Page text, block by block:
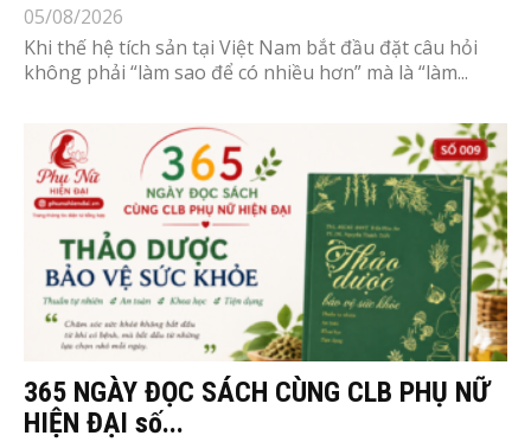
05/08/2026
Khi thế hệ tích sản tại Việt Nam bắt đầu đặt câu hỏi
không phải “làm sao để có nhiều hơn” mà là “làm...
365 NGÀY ĐỌC SÁCH CÙNG CLB PHỤ NỮ
HIỆN ĐẠI số...